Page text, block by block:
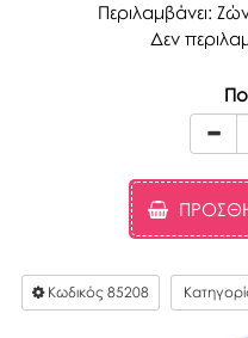
Περιλαμβάνει:
Δεν
Κωδικός 85208